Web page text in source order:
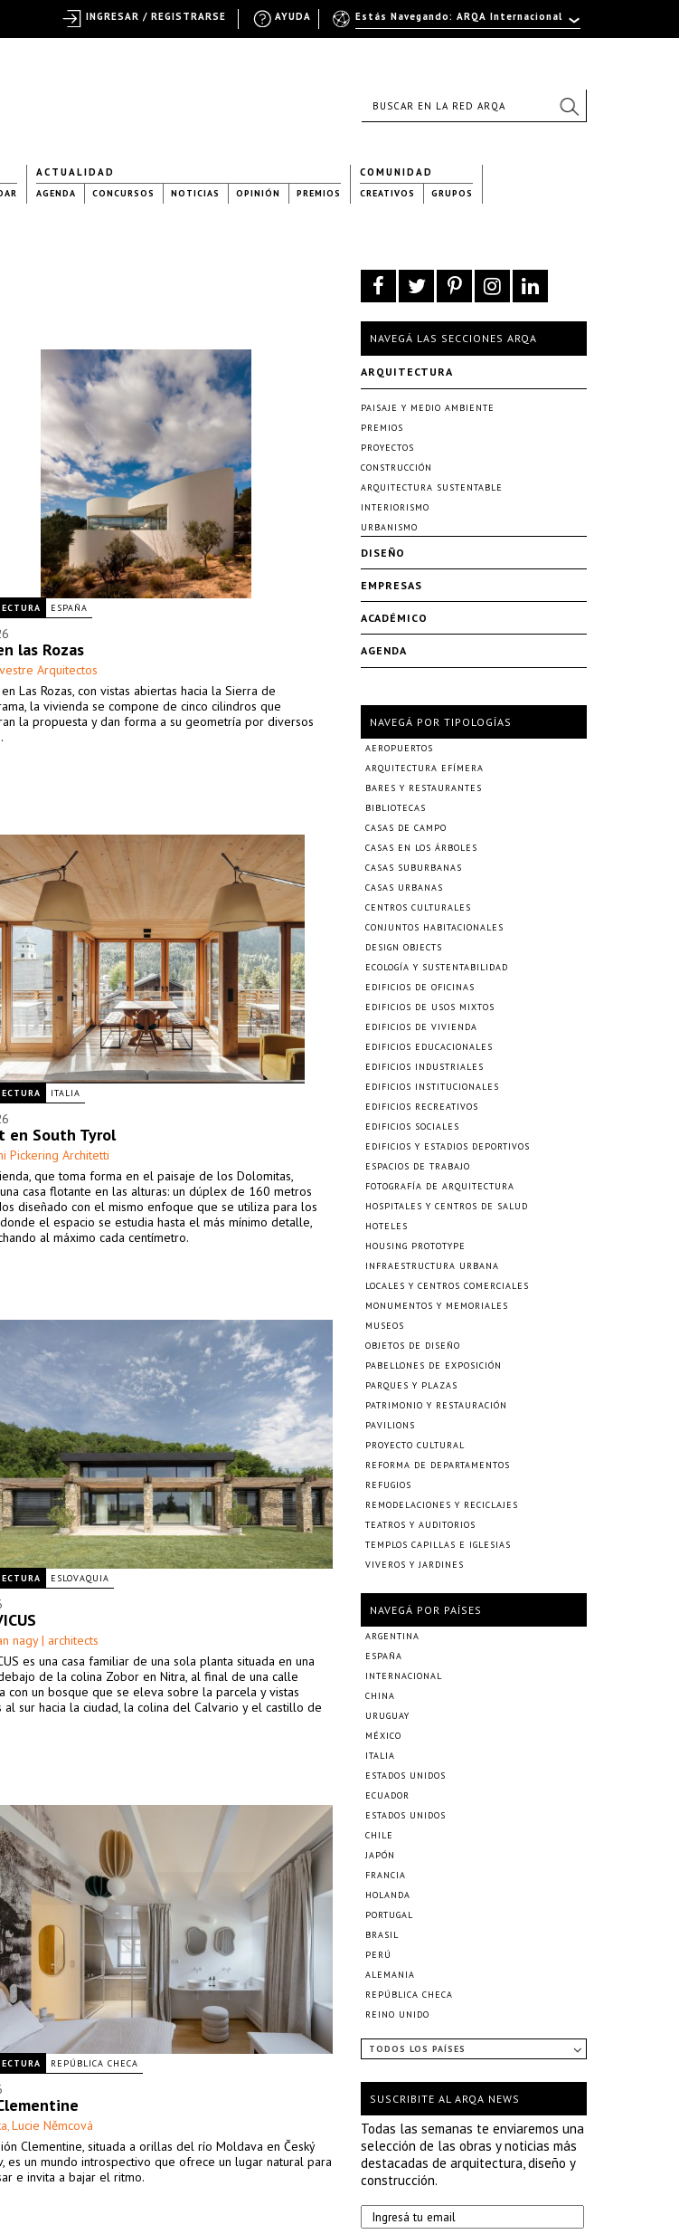
ACTUALIDAD
AGENDA CONCURSOS NOTICIAS OPINIÓN PREMIOS
COMUNIDAD
CREATIVOS GRUPOS
ESPAÑA
las Rozas
Arquitectos
Las Rozas, con vistas abiertas hacia la Sierra de
la vivienda se compone de cinco cilindros que
la propuesta y dan forma a su geometría por diversos
ITALIA
en South Tyrol
Pickering Architetti
que toma forma en el paisaje de los Dolomitas,
casa flotante en las alturas: un dúplex de 160 metros
diseñado con el mismo enfoque que se utiliza para los
el espacio se estudia hasta el más mínimo detalle,
al máximo cada centímetro.
ESLOVAQUIA
nagy | architects
es una casa familiar de una sola planta situada en una
de la colina Zobor en Nitra, al final de una calle
con un bosque que se eleva sobre la parcela y vistas
al sur hacia la ciudad, la colina del Calvario y el castillo de
REPÚBLICA CHECA
, Lucie Němcová
Clementine, situada a orillas del río Moldava en Český
es un mundo introspectivo que ofrece un lugar natural para
e invita a bajar el ritmo.
NAVEGÁ LAS SECCIONES ARQA
ARQUITECTURA
PAISAJE Y MEDIO AMBIENTE
PREMIOS
PROYECTOS
CONSTRUCCIÓN
ARQUITECTURA SUSTENTABLE
INTERIORISMO
URBANISMO
DISEÑO
EMPRESAS
ACADÉMICO
AGENDA
NAVEGÁ POR TIPOLOGÍAS
AEROPUERTOS
ARQUITECTURA EFÍMERA
BARES Y RESTAURANTES
BIBLIOTECAS
CASAS DE CAMPO
CASAS EN LOS ÁRBOLES
CASAS SUBURBANAS
CASAS URBANAS
CENTROS CULTURALES
CONJUNTOS HABITACIONALES
DESIGN OBJECTS
ECOLOGÍA Y SUSTENTABILIDAD
EDIFICIOS DE OFICINAS
EDIFICIOS DE USOS MIXTOS
EDIFICIOS DE VIVIENDA
EDIFICIOS EDUCACIONALES
EDIFICIOS INDUSTRIALES
EDIFICIOS INSTITUCIONALES
EDIFICIOS RECREATIVOS
EDIFICIOS SOCIALES
EDIFICIOS Y ESTADIOS DEPORTIVOS
ESPACIOS DE TRABAJO
FOTOGRAFÍA DE ARQUITECTURA
HOSPITALES Y CENTROS DE SALUD
HOTELES
HOUSING PROTOTYPE
INFRAESTRUCTURA URBANA
LOCALES Y CENTROS COMERCIALES
MONUMENTOS Y MEMORIALES
MUSEOS
OBJETOS DE DISEÑO
PABELLONES DE EXPOSICIÓN
PARQUES Y PLAZAS
PATRIMONIO Y RESTAURACIÓN
PAVILIONS
PROYECTO CULTURAL
REFORMA DE DEPARTAMENTOS
REFUGIOS
REMODELACIONES Y RECICLAJES
TEATROS Y AUDITORIOS
TEMPLOS CAPILLAS E IGLESIAS
VIVEROS Y JARDINES
NAVEGÁ POR PAÍSES
ARGENTINA
ESPAÑA
INTERNACIONAL
CHINA
URUGUAY
MÉXICO
ITALIA
ESTADOS UNIDOS
ECUADOR
ESTADOS UNIDOS
CHILE
JAPÓN
FRANCIA
HOLANDA
PORTUGAL
BRASIL
PERÚ
ALEMANIA
REPÚBLICA CHECA
REINO UNIDO
TODOS LOS PAÍSES
SUSCRIBITE AL ARQA NEWS
Todas las semanas te enviaremos una
selección de las obras y noticias más
destacadas de arquitectura, diseño y
construcción.
Estás Navegando: ARQA Internacional
AYUDA
INGRESAR / REGISTRARSE